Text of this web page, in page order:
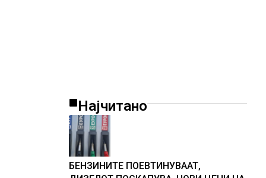
Најчитано
БЕНЗИНИТЕ ПОЕВТИНУВААТ,